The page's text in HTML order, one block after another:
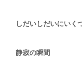
しだいしだいにいく
静寂の瞬間